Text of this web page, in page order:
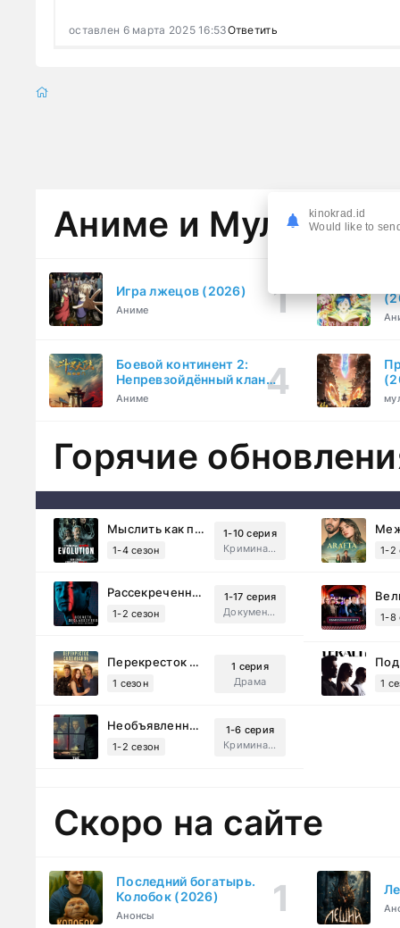
оставлен 6 марта 2025 16:53Ответить
Аниме и
Игра лжецов (2026)
Аниме
Боевой континент 2:
Непревзойдённый клан
Тан (2023)
Аниме
Горячие
Мыслить как преступник: Эволюция (2022)
1-4 сезон
1-10 серия
Криминал, Детектив, Триллер, Драма
1-2
Рассекреченные тайны с Дэвидом Духовны (2025)
1-2 сезон
1-17 серия
Документальный, Исторический, Sci-Fi
1-8
Перекресток Салливанов (2023)
1 сезон
1 серия
Драма
1
Необъявленная война (2022)
1-2 сезон
1-6 серия
Криминал, Триллер, Драма
Скоро на сайте
Последний богатырь.
Колобок (2026)
Анонсы
kinokrad.id
Would like to